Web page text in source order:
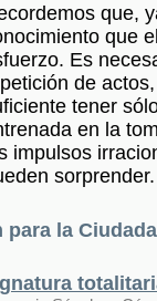
que,
que
Es
de
tener
en la
impulsos
sorprender.
para la